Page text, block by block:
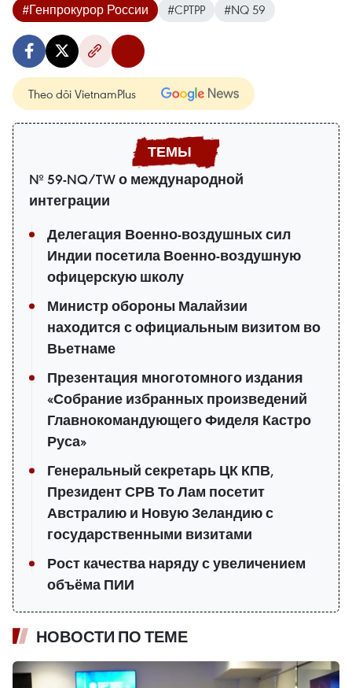
#Генпрокурор России
#CPTPP #NQ 59
Theo dõi VietnamPlus
№ 59-NQ/TW о международной
интеграции
Делегация Военно-воздушных сил
Индии посетила Военно-воздушную
офицерскую школу
Министр обороны Малайзии
находится с официальным визитом во
Вьетнаме
Презентация многотомного издания
«Собрание избранных произведений
Главнокомандующего Фиделя Кастро
Руса»
Генеральный секретарь ЦК КПВ,
Президент СРВ То Лам посетит
Австралию и Новую Зеландию с
государственными визитами
Рост качества наряду с увеличением
объёма ПИИ
НОВОСТИ ПО ТЕМЕ